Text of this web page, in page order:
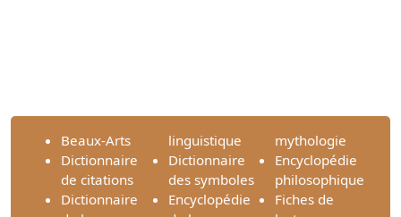
Beaux-Arts
Dictionnaire
de citations
Dictionnaire
linguistique
Dictionnaire
des symboles
Encyclopédie
mythologie
Encyclopédie
philosophique
Fiches de